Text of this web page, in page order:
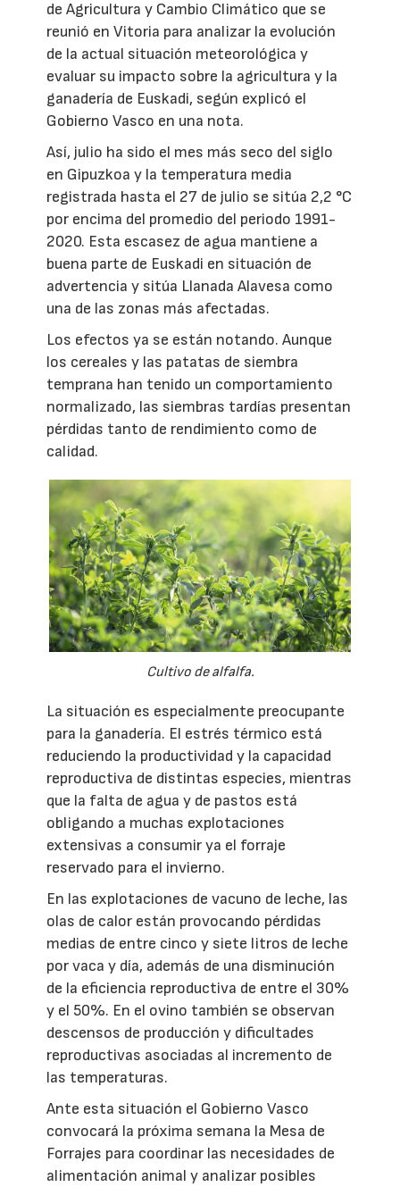
de Agricultura y Cambio Climático que se
reunió en Vitoria para analizar la evolución
de la actual situación meteorológica y
evaluar su impacto sobre la agricultura y la
ganadería de Euskadi, según explicó el
Gobierno Vasco en una nota.
Así, julio ha sido el mes más seco del siglo
en Gipuzkoa y la temperatura media
registrada hasta el 27 de julio se sitúa 2,2 °C
por encima del promedio del periodo 1991-
2020. Esta escasez de agua mantiene a
buena parte de Euskadi en situación de
advertencia y sitúa Llanada Alavesa como
una de las zonas más afectadas.
Los efectos ya se están notando. Aunque
los cereales y las patatas de siembra
temprana han tenido un comportamiento
normalizado, las siembras tardías presentan
pérdidas tanto de rendimiento como de
calidad.
Cultivo de alfalfa.
La situación es especialmente preocupante
para la ganadería. El estrés térmico está
reduciendo la productividad y la capacidad
reproductiva de distintas especies, mientras
que la falta de agua y de pastos está
obligando a muchas explotaciones
extensivas a consumir ya el forraje
reservado para el invierno.
En las explotaciones de vacuno de leche, las
olas de calor están provocando pérdidas
medias de entre cinco y siete litros de leche
por vaca y día, además de una disminución
de la eficiencia reproductiva de entre el 30%
y el 50%. En el ovino también se observan
descensos de producción y dificultades
reproductivas asociadas al incremento de
las temperaturas.
Ante esta situación el Gobierno Vasco
convocará la próxima semana la Mesa de
Forrajes para coordinar las necesidades de
alimentación animal y analizar posibles